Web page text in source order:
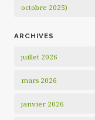
octobre 2025)
ARCHIVES
juillet 2026
mars 2026
janvier 2026